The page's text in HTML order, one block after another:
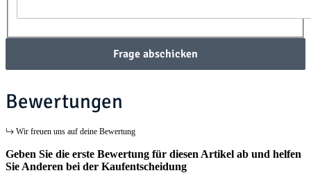
Frage abschicken
Bewertungen
Wir freuen uns auf deine Bewertung
Geben Sie die erste Bewertung für diesen Artikel ab und helfen
Sie Anderen bei der Kaufentscheidung